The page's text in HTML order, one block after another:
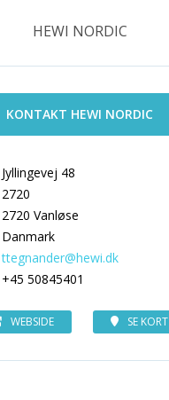
HEWI NORDIC
KONTAKT HEWI NORDIC
Jyllingevej 48
2720
2720 Vanløse
Danmark
ttegnander@hewi.dk
+45 50845401
WEBSIDE SE KORT